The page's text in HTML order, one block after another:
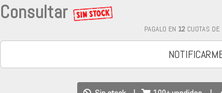
Consultar
PAGALO EN 12 CUOTAS DE